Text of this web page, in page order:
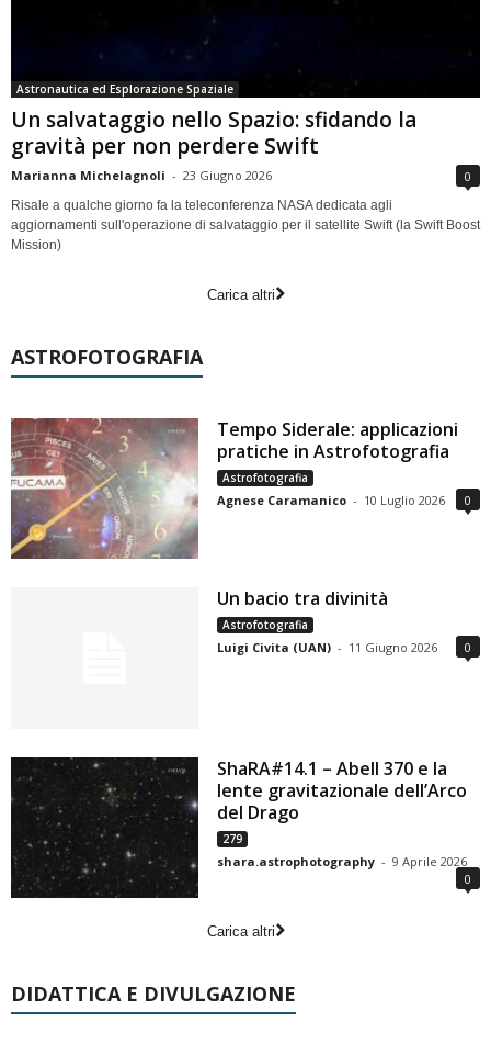
Astronautica ed Esplorazione Spaziale
Un salvataggio nello Spazio: sfidando la
gravità per non perdere Swift
Marianna Michelagnoli - 23 Giugno 2026 0
Risale a qualche giorno fa la teleconferenza NASA dedicata agli
aggiornamenti sull'operazione di salvataggio per il satellite Swift (la Swift Boost
Mission)
Carica altri
ASTROFOTOGRAFIA
Tempo Siderale: applicazioni
pratiche in Astrofotografia
Astrofotografia
Agnese Caramanico - 10 Luglio 2026 0
Un bacio tra divinità
Astrofotografia
Luigi Civita (UAN) - 11 Giugno 2026 0
ShaRA#14.1 – Abell 370 e la
lente gravitazionale dell’Arco
del Drago
279
shara.astrophotography - 9 Aprile 2026
0
Carica altri
DIDATTICA E DIVULGAZIONE